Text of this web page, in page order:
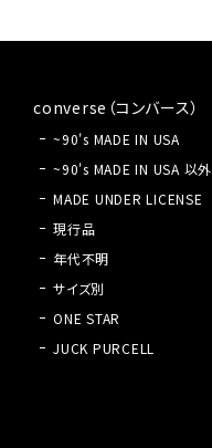
converse（コンバース）
~90's MADE IN USA
~90's MADE IN USA 以外
MADE UNDER LICENSE
現行品
年代不明
サイズ別
ONE STAR
JUCK PURCELL